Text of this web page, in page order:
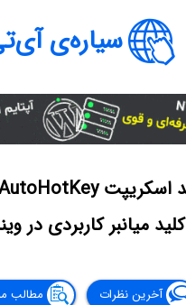
سیاره‌ی
کلید میانبر کاربردی در
آخرین نظرات مطالب